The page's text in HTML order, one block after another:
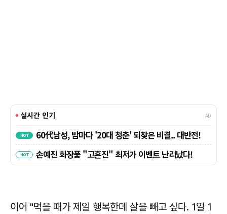
이어 "먹을 때가 제일 행복한데 살을 빼고 싶다. 1일 1